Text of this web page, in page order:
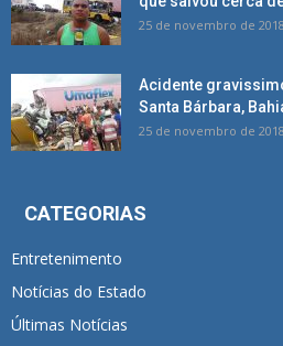
25 de novembro de 2018
Acidente
Santa Bárbara,
25 de novembro de 2018
CATEGORIAS
Entretenimento
Notícias do Estado
Últimas Notícias